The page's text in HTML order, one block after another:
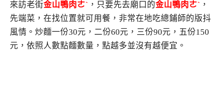
來訪老街金山鴨肉ㄜˋ ，只要先去廟口的金山鴨肉ㄜˋ ，
先端菜，在找位置就可用餐，非常在地吃總鋪師的版抖
風情。炒麵一份30元，二份60元，三份90元，五份150
元，依照人數點麵數量，點越多並沒有越便宜。